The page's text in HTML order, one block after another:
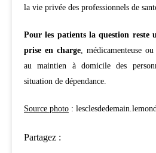
la vie privée des professionnels de
Pour les patients la question reste
prise en charge , médicamenteuse
au maintien à domicile des
situation de dépendance.
Source photo :
Partagez :